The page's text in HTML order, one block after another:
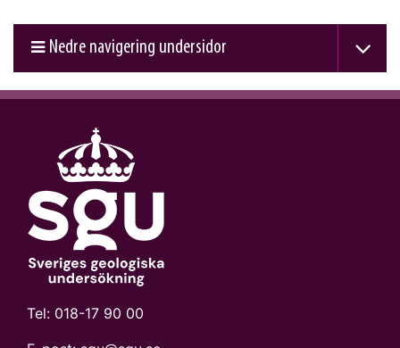
Nedre navigering undersidor
Tel: 018-17 90 00